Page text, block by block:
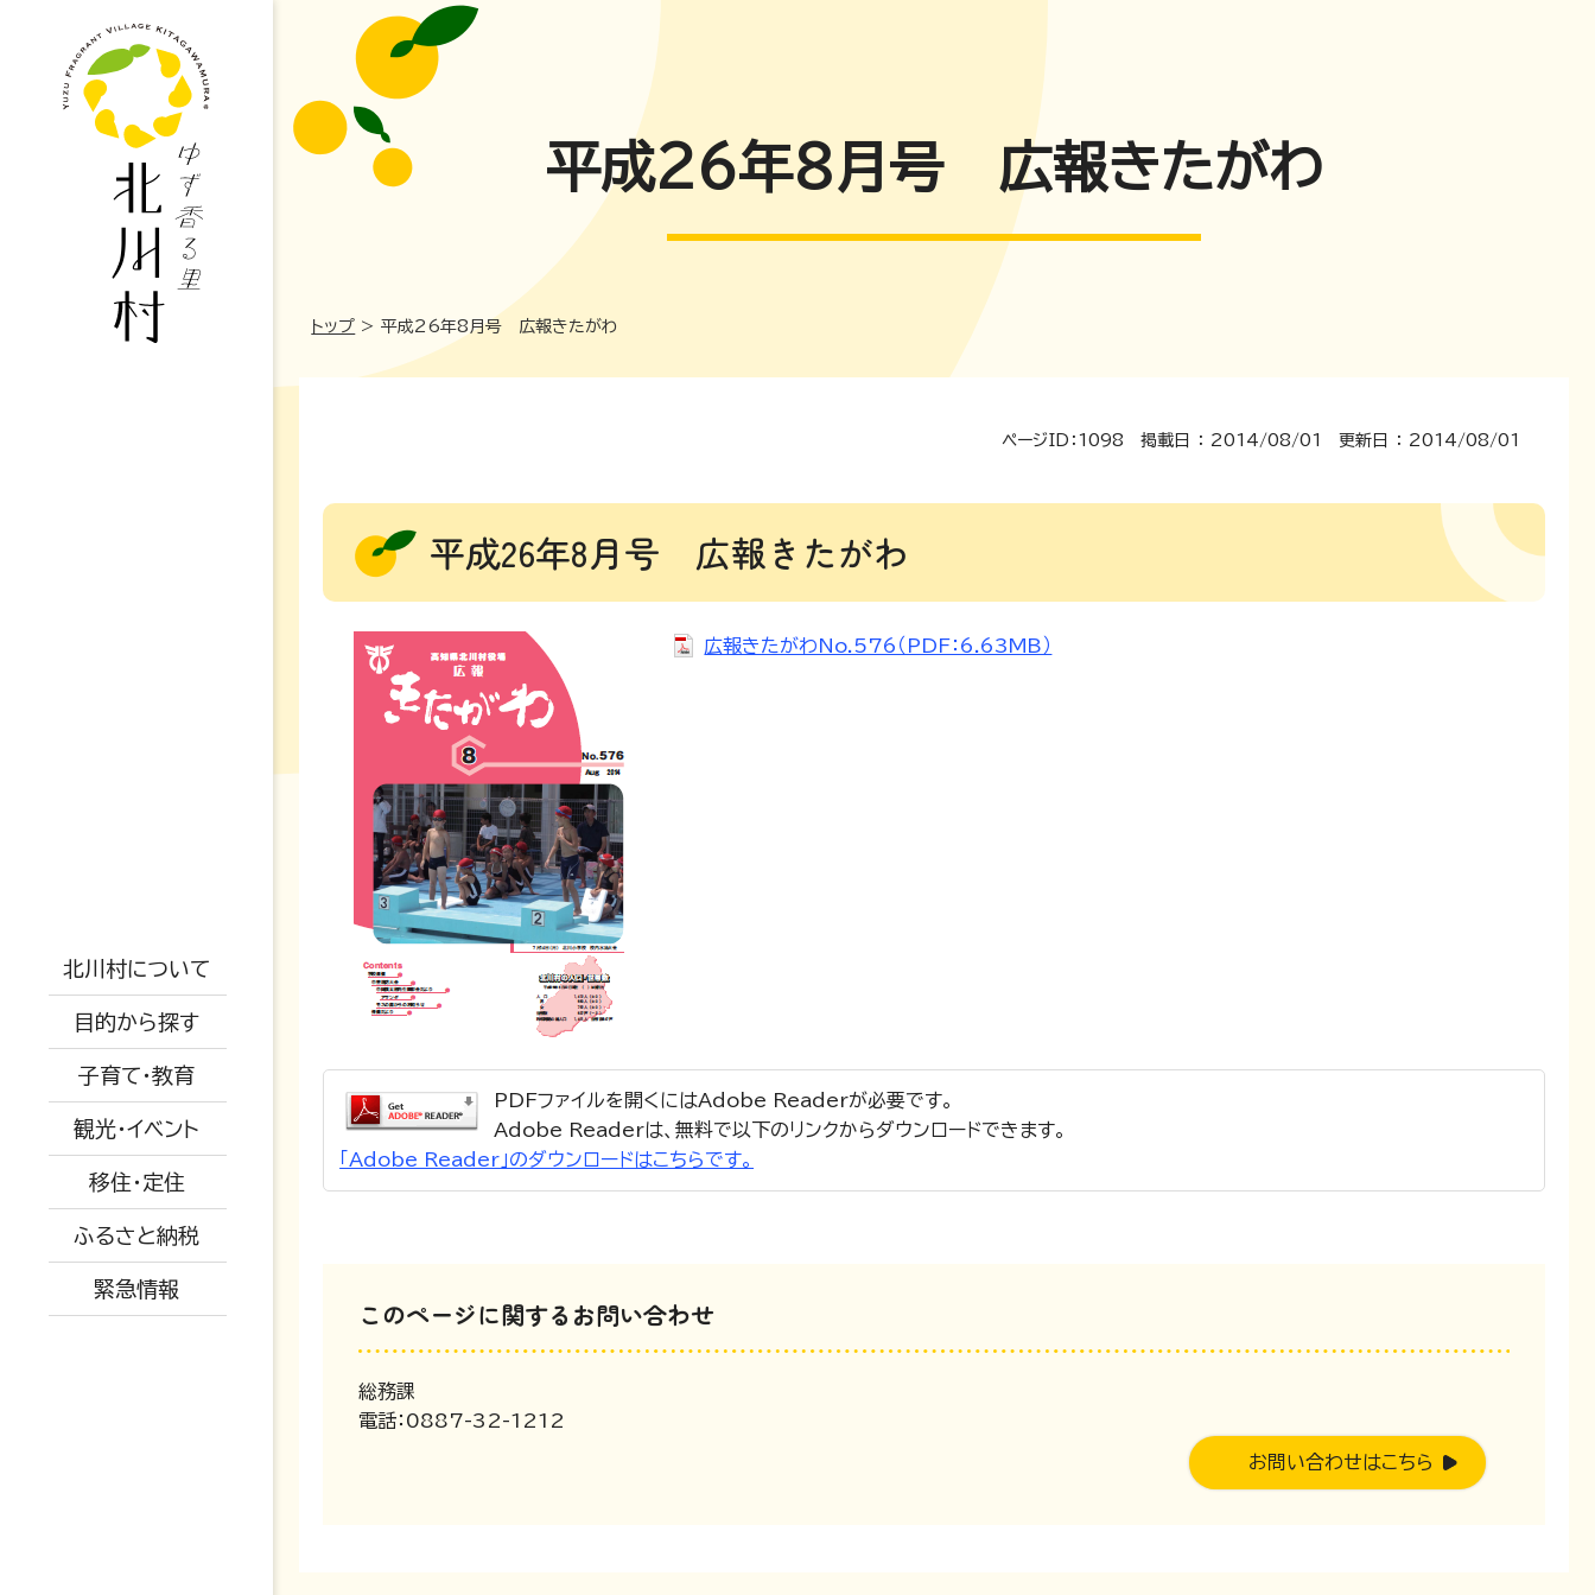
北川村について
地勢概要
交通アクセス
AED設置場所
広報きたがわ
目的から探す
戸籍・結婚・死亡
税金・年金・保険
健康・福祉
子育て・教育
産業・建設・農業
子育て・教育
高校・大学
支援制度
児童手当
保小中一体化
子育て教育ビジョ
予防接種
保育所
観光・イベント
観光情報
イベント情報
特産品紹介
移住・定住
仕事情報
空き家関係
移住関係
ふるさと納税
ふるさと納税
緊急情報
防災情報
防災マップ
被災情報
避難場所
道路情報
水道情報
被災された方へ
平成26年8月号 広報きたがわ
トップ > 平成26年8月号 広報きたがわ
ページID：1098 掲載日 ： 2014/08/01 更新日 ： 2014/08/01
平成26年8月号 広報きたがわ
広報きたがわNo.576（PDF：6.63MB）
PDFファイルを開くにはAdobe Readerが必要です。
Adobe Readerは、無料で以下のリンクからダウンロードできます。
「Adobe Reader」のダウンロードはこちらです。
このページに関するお問い合わせ
総務課
電話：0887-32-1212
お問い合わせはこちら